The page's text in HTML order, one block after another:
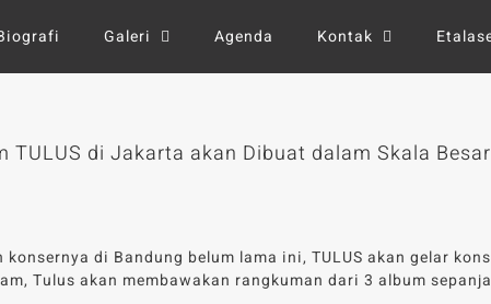
Galeri Agenda Kontak
TULUS di Jakarta akan Dibuat dalam Skala
konsernya di Bandung belum lama ini, TULUS akan gelar
Tulus akan membawakan rangkuman dari 3 album